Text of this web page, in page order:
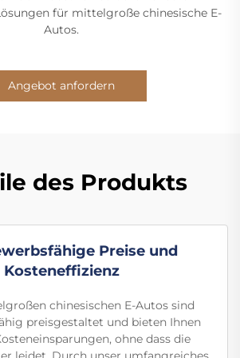
für mittelgroße chinesische E-
Autos.
Angebot anfordern
des Produkts
Preise und
Kosteneffizienz
chinesischen E-Autos sind
preisgestaltet und bieten Ihnen
ohne dass die